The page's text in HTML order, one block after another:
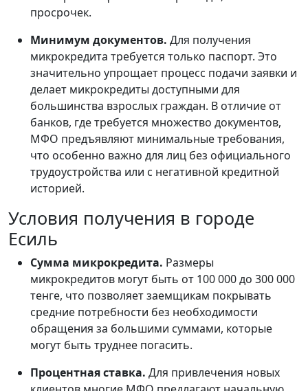
просрочек.
Минимум документов. Для получения
микрокредита требуется только паспорт. Это
значительно упрощает процесс подачи заявки и
делает микрокредиты доступными для
большинства взрослых граждан. В отличие от
банков, где требуется множество документов,
МФО предъявляют минимальные требования,
что особенно важно для лиц без официального
трудоустройства или с негативной кредитной
историей.
Условия получения в городе
Есиль
Сумма микрокредита. Размеры
микрокредитов могут быть от 100 000 до 300 000
тенге, что позволяет заемщикам покрывать
средние потребности без необходимости
обращения за большими суммами, которые
могут быть труднее погасить.
Процентная ставка. Для привлечения новых